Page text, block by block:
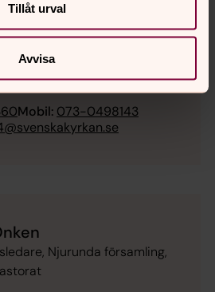
Tillåt urval
Avvisa
församling, Medelpads
Mobil: 073-0498143
Njurunda församling,